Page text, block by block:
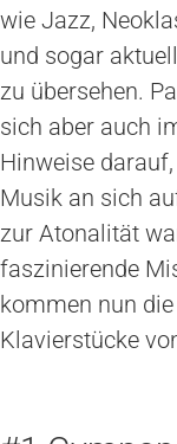
wie Jazz,
und sogar
zu übersehen.
sich aber auch
Hinweise
Musik an sich
zur Atonalität
faszinierende
kommen nun
Klavierstücke